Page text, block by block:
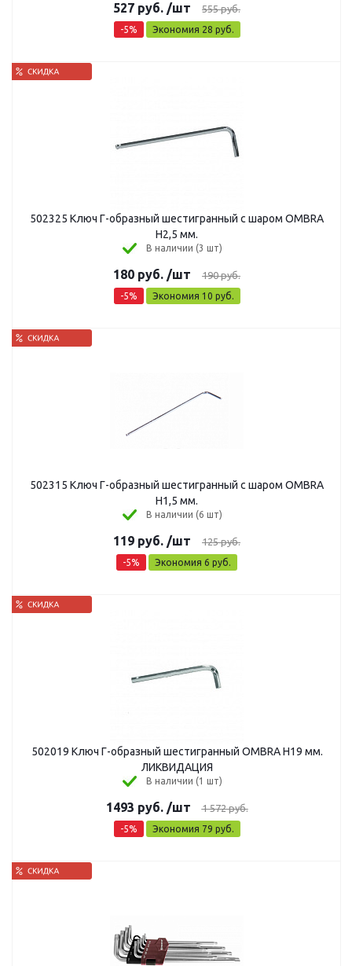
527 руб. /шт 555руб.
-5% Экономия 28 руб.
502325 Ключ Г-образный шестигранный с шаром OMBRA
H2,5 мм.
В наличии (3 шт)
180 руб. /шт 190руб.
-5% Экономия 10 руб.
502315 Ключ Г-образный шестигранный с шаром OMBRA
H1,5 мм.
В наличии (6 шт)
119 руб. /шт 125руб.
-5% Экономия 6 руб.
502019 Ключ Г-образный шестигранный OMBRA H19 мм.
ЛИКВИДАЦИЯ
В наличии (1 шт)
1493 руб. /шт 1 572руб.
-5% Экономия 79 руб.